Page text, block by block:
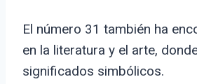
El número 31 también ha
en la literatura y el arte,
significados simbólicos.